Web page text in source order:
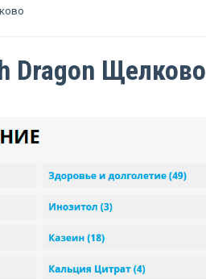
Dragon Щелково